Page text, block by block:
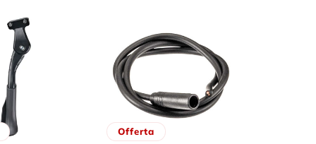
Offerta